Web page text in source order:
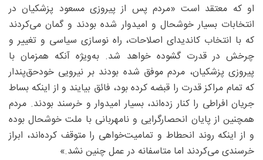
او که معتقد است «مردم پس از پیروزی مسعود پزشکیان در
انتخابات بسیار خوشحال و امیدوار شده بودند و گمان می‌کردند
که با انتخاب کاندیدای اصلاحات، راه نوسازی سیاسی و تغییر و
چرخش در قدرت گشوده خواهد شد. به‌ویژه آنکه همزمان با
پیروزی پزشکیان، مردم موفق شده بودند بر نیرویی خودحق‌پندار
که تمام مراکز قدرت را قبضه کرده بود، فائق بیایند و از اینکه بساط
جریان افراطی را کنار زده‌اند، بسیار امیدوار و خرسند بودند. مردم
همچنین از پایان انحصارگرایی و نامهربانی با ملت خوشحال بوده
و از اینکه روند انحطاط و تمامیت‌خواهی را متوقف کرده‌اند، ابراز
خرسندی می‌کردند اما متاسفانه در عمل چنین نشد.»